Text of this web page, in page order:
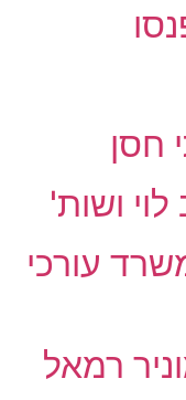
חסן
לוי ושות'
עורכי
רמאל